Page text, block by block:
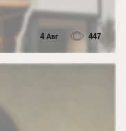
4 Авг 447